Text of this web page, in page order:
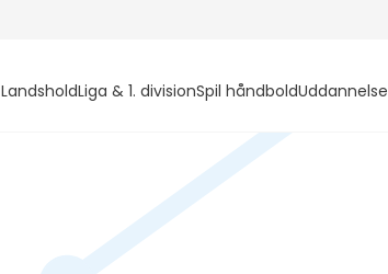
LandsholdLiga & 1. divisionSpil håndboldUddannelse